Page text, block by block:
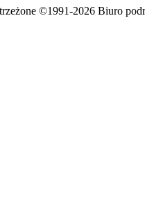
©1991-2026 Biuro